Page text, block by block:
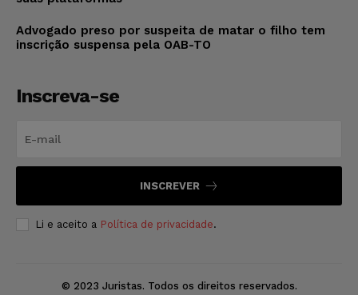
Advogado preso por suspeita de matar o filho tem
inscrição suspensa pela OAB-TO
Inscreva-se
INSCREVER
Li e aceito a Política de privacidade.
© 2023 Juristas. Todos os direitos reservados.